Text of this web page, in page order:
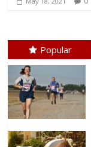
Popular